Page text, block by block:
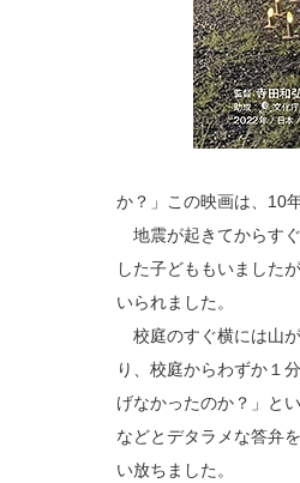
か？」この映画は、10
地震が起きてからす
した子どももいました
いられました。
校庭のすぐ横には山
り、校庭からわずか１
げなかったのか？」と
などとデタラメな答弁
い放ちました。